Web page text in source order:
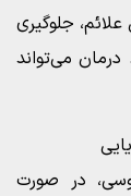
جلوگیری
می‌تواند
در صورت